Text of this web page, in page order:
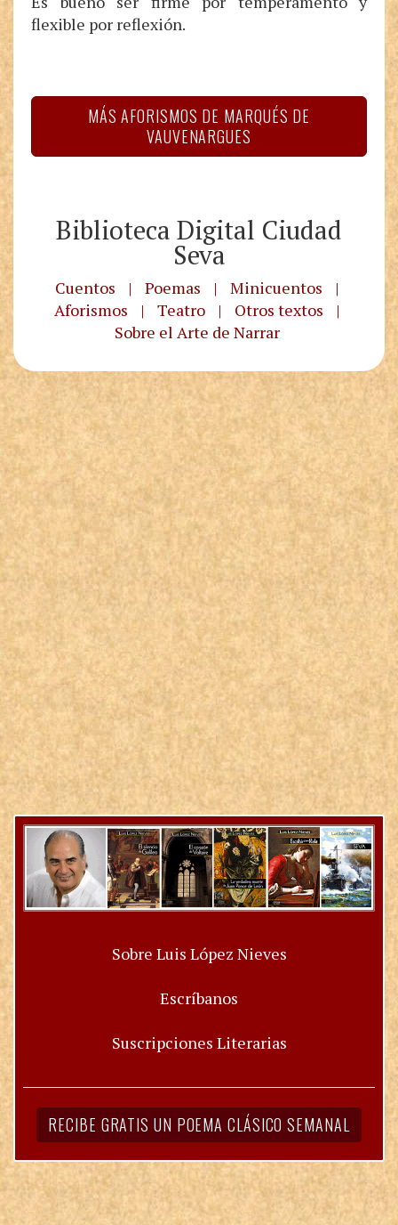
flexible por reflexión.
MÁS AFORISMOS DE MARQUÉS DE
VAUVENARGUES
Biblioteca Digital Ciudad
Seva
Cuentos | Poemas | Minicuentos
|
Aforismos
| Teatro | Otros textos
|
Sobre el Arte de Narrar
Sobre Luis López Nieves
Escríbanos
Suscripciones Literarias
RECIBE GRATIS UN POEMA CLÁSICO SEMANAL